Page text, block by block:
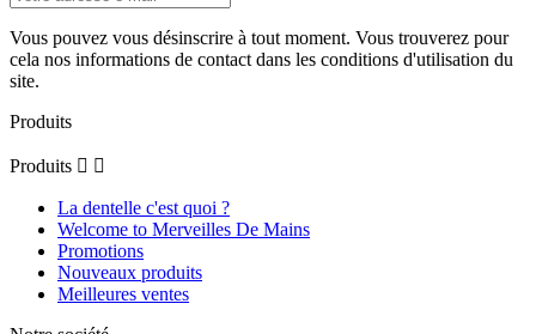
Vous pouvez vous désinscrire à tout moment. Vous trouverez pour
cela nos informations de contact dans les conditions d'utilisation du
site.
Produits
Produits  
La dentelle c'est quoi ?
Welcome to Merveilles De Mains
Promotions
Nouveaux produits
Meilleures ventes